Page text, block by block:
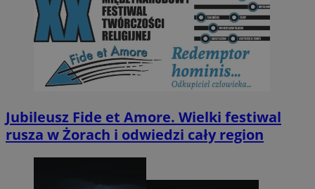
Jubileusz Fide et Amore. Wielki festiwal
rusza w Żorach i odwiedzi cały region